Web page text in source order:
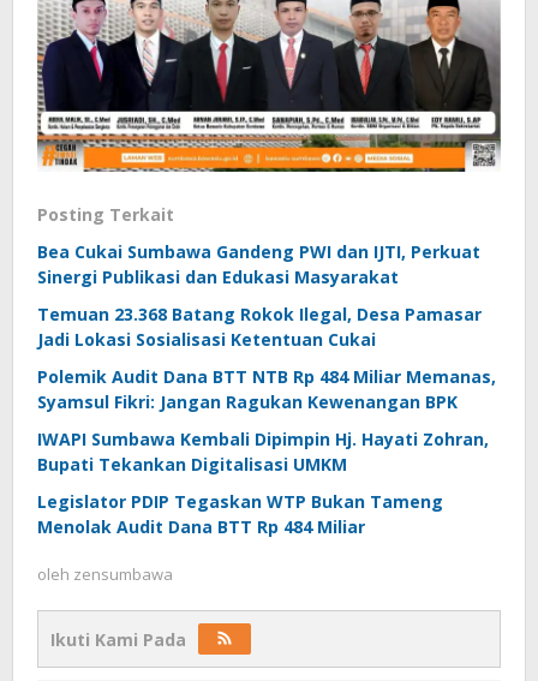
Posting Terkait
Bea Cukai Sumbawa Gandeng PWI dan IJTI, Perkuat
Sinergi Publikasi dan Edukasi Masyarakat
Temuan 23.368 Batang Rokok Ilegal, Desa Pamasar
Jadi Lokasi Sosialisasi Ketentuan Cukai
Polemik Audit Dana BTT NTB Rp 484 Miliar Memanas,
Syamsul Fikri: Jangan Ragukan Kewenangan BPK
IWAPI Sumbawa Kembali Dipimpin Hj. Hayati Zohran,
Bupati Tekankan Digitalisasi UMKM
Legislator PDIP Tegaskan WTP Bukan Tameng
Menolak Audit Dana BTT Rp 484 Miliar
oleh zensumbawa
Ikuti Kami Pada